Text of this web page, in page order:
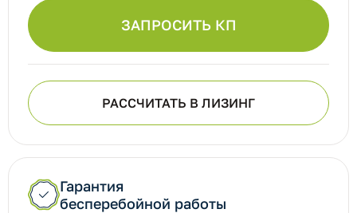
ЗАПРОСИТЬ КП
РАССЧИТАТЬ В ЛИЗИНГ
Гарантия
бесперебойной работы